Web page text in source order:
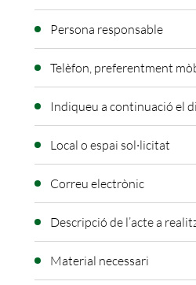
Persona responsable
Telèfon, preferentment
Indiqueu a continuació el
Local o espai sol·licitat
Correu electrònic
Descripció de l’acte a
Material necessari